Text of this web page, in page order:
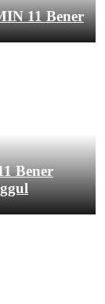
11 Bener
Bener